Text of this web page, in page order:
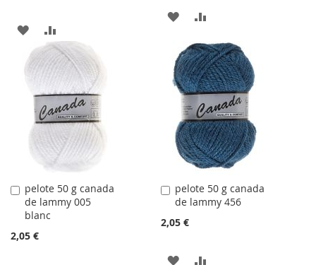
AJOUTER
À
LA
LISTE
D'ACHATS
AU
COMPARATEUR
AJOUTER
LA
LISTE
D'ACHATS
COMPARATEUR
pelote 50 g canada
de lammy 005
blanc
2,05 €
Ajouter
au
panier
pelote 50 g canada
de lammy 456
2,05 €
Ajouter
au
panier
AJOUTER